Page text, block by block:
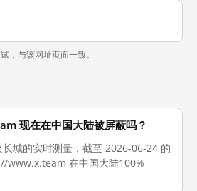
，与该网址页面一致。
现在在中国大陆被屏蔽吗？
城的实时测量，截至 2026-06-24 的
www.x.team 在中国大陆100%